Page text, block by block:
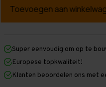
Easy
Legbordstelling
x
15.000
mm
x
Easy
Legbordstelling
x
15.000
mm
x
Super eenvoudig om op te
Europese topkwaliteit!
Klanten beoordelen ons met